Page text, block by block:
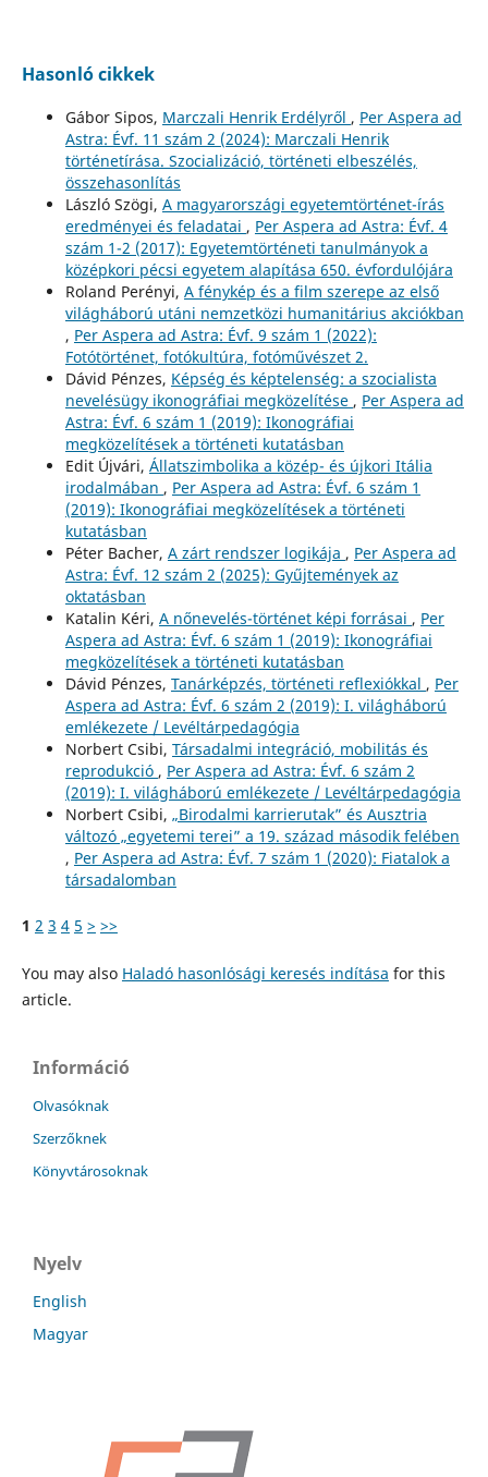
Hasonló cikkek
Gábor Sipos, Marczali Henrik Erdélyről , Per Aspera ad
Astra: Évf. 11 szám 2 (2024): Marczali Henrik
történetírása. Szocializáció, történeti elbeszélés,
összehasonlítás
László Szögi, A magyarországi egyetemtörténet-írás
eredményei és feladatai , Per Aspera ad Astra: Évf. 4
szám 1-2 (2017): Egyetemtörténeti tanulmányok a
középkori pécsi egyetem alapítása 650. évfordulójára
Roland Perényi, A fénykép és a film szerepe az első
világháború utáni nemzetközi humanitárius akciókban
, Per Aspera ad Astra: Évf. 9 szám 1 (2022):
Fotótörténet, fotókultúra, fotóművészet 2.
Dávid Pénzes, Képség és képtelenség: a szocialista
nevelésügy ikonográfiai megközelítése , Per Aspera ad
Astra: Évf. 6 szám 1 (2019): Ikonográfiai
megközelítések a történeti kutatásban
Edit Újvári, Állatszimbolika a közép- és újkori Itália
irodalmában , Per Aspera ad Astra: Évf. 6 szám 1
(2019): Ikonográfiai megközelítések a történeti
kutatásban
Péter Bacher, A zárt rendszer logikája , Per Aspera ad
Astra: Évf. 12 szám 2 (2025): Gyűjtemények az
oktatásban
Katalin Kéri, A nőnevelés-történet képi forrásai , Per
Aspera ad Astra: Évf. 6 szám 1 (2019): Ikonográfiai
megközelítések a történeti kutatásban
Dávid Pénzes, Tanárképzés, történeti reflexiókkal , Per
Aspera ad Astra: Évf. 6 szám 2 (2019): I. világháború
emlékezete / Levéltárpedagógia
Norbert Csibi, Társadalmi integráció, mobilitás és
reprodukció , Per Aspera ad Astra: Évf. 6 szám 2
(2019): I. világháború emlékezete / Levéltárpedagógia
Norbert Csibi, „Birodalmi karrierutak” és Ausztria
változó „egyetemi terei” a 19. század második felében
, Per Aspera ad Astra: Évf. 7 szám 1 (2020): Fiatalok a
társadalomban
1 2 3 4 5 > >>
You may also Haladó hasonlósági keresés indítása for this
article.
Információ
Olvasóknak
Szerzőknek
Könyvtárosoknak
Nyelv
English
Magyar